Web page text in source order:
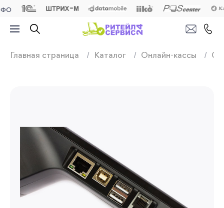
Продажа,
Главная страница Каталог Онлайн-кассы